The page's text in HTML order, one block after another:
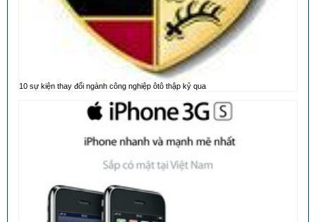
10 sự kiện thay đổi ngành công nghiệp ôtô thập kỷ qua